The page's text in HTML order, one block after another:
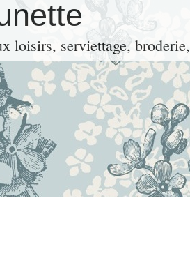
loisirs, serviettage,